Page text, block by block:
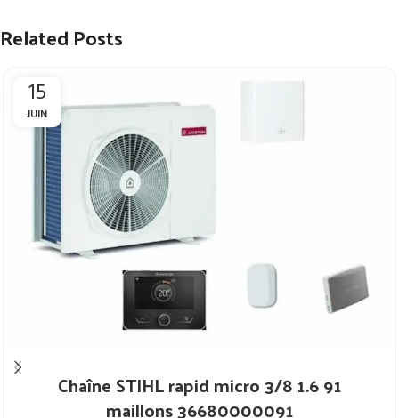
Related Posts
15
JUIN
Chaîne STIHL rapid micro 3/8 1.6 91
maillons 36680000091